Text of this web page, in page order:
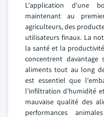
L'application d'une
maintenant au
agriculteurs, des
utilisateurs finaux. La
la santé et la
concentrent
aliments tout au long
est essentiel que
l'infiltration d'humidité
mauvaise qualité des
performances